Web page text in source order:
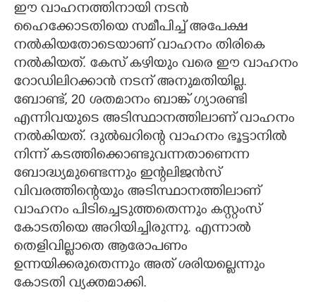
ഈ വാഹനത്തിനായി നടൻ
ഹൈക്കോടതിയെ സമീപിച്ച് അപേക്ഷ
നൽകിയതോടെയാണ് വാഹനം തിരികെ
നൽകിയത്. കേസ് കഴിയും വരെ ഈ വാഹനം
റോഡിലിറക്കാൻ നടന് അനുമതിയില്ല.
ബോണ്ട്, 20 ശതമാനം ബാങ്ക് ഗ്യാരണ്ടി
എന്നിവയുടെ അടിസ്ഥാനത്തിലാണ് വാഹനം
നൽകിയത്. ദുൽഖറിന്റെ വാഹനം ഭൂട്ടാനിൽ
നിന്ന് കടത്തിക്കൊണ്ടുവന്നതാണെന്ന
ബോദ്ധ്യമുണ്ടെന്നും ഇന്റലിജൻസ്
വിവരത്തിന്റെയും അടിസ്ഥാനത്തിലാണ്
വാഹനം പിടിച്ചെടുത്തതെന്നും കസ്റ്റംസ്
കോടതിയെ അറിയിച്ചിരുന്നു. എന്നാൽ
തെളിവില്ലാതെ ആരോപണം
ഉന്നയിക്കരുതെന്നും അത് ശരിയല്ലെന്നും
കോടതി വ്യക്തമാക്കി.